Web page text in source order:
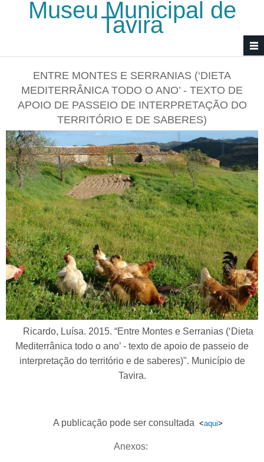
Passar para o conteúdo principal
Museu Municipal de
Tavira
ENTRE MONTES E SERRANIAS (‘DIETA
MEDITERRÂNICA TODO O ANO’ - TEXTO DE
APOIO DE PASSEIO DE INTERPRETAÇÃO DO
TERRITÓRIO E DE SABERES)
Ricardo, Luísa. 2015. “Entre Montes e Serranias (‘Dieta
Mediterrânica todo o ano’ - texto de apoio de passeio de
interpretação do território e de saberes)". Município de
Tavira.
A publicação pode ser consultada <aqui>
Anexos: